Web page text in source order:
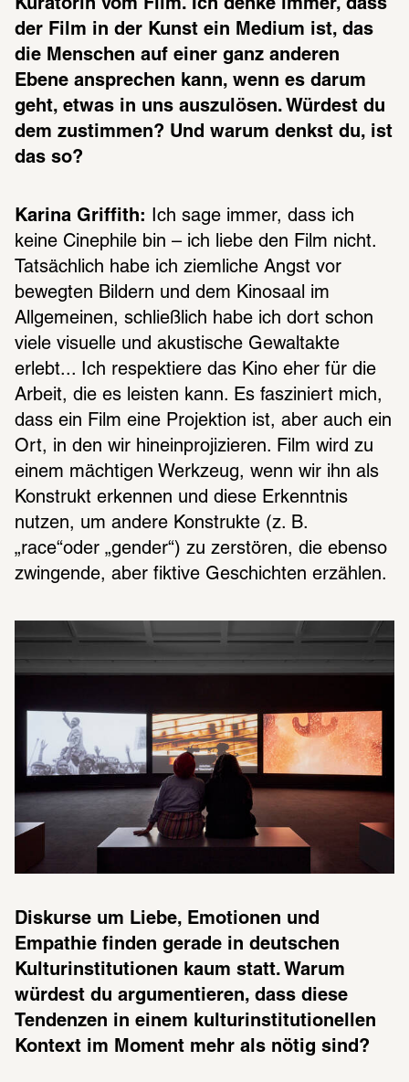
Kuratorin vom Film. Ich denke immer, dass
der Film in der Kunst ein Medium ist, das
die Menschen auf einer ganz anderen
Ebene ansprechen kann, wenn es darum
geht, etwas in uns auszulösen. Würdest du
dem zustimmen? Und warum denkst du, ist
das so?
Karina Griffith:
Ich sage immer, dass ich
keine Cinephile bin – ich liebe den Film nicht.
Tatsächlich habe ich ziemliche Angst vor
bewegten Bildern und dem Kinosaal im
Allgemeinen, schließlich habe ich dort schon
viele visuelle und akustische Gewaltakte
erlebt... Ich respektiere das Kino eher für die
Arbeit, die es leisten kann. Es fasziniert mich,
dass ein Film eine Projektion ist, aber auch ein
Ort, in den wir hineinprojizieren. Film wird zu
einem mächtigen Werkzeug, wenn wir ihn als
Konstrukt erkennen und diese Erkenntnis
nutzen, um andere Konstrukte (z. B.
„race“oder „gender“) zu zerstören, die ebenso
zwingende, aber fiktive Geschichten erzählen.
Diskurse um Liebe, Emotionen und
Empathie finden gerade in deutschen
Kulturinstitutionen kaum statt. Warum
würdest du argumentieren, dass diese
Tendenzen in einem kulturinstitutionellen
Kontext im Moment mehr als nötig sind?